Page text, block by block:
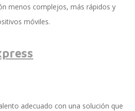
and Attendance
menos complejos, más rápidos y
móviles.
adecuado con una solución que